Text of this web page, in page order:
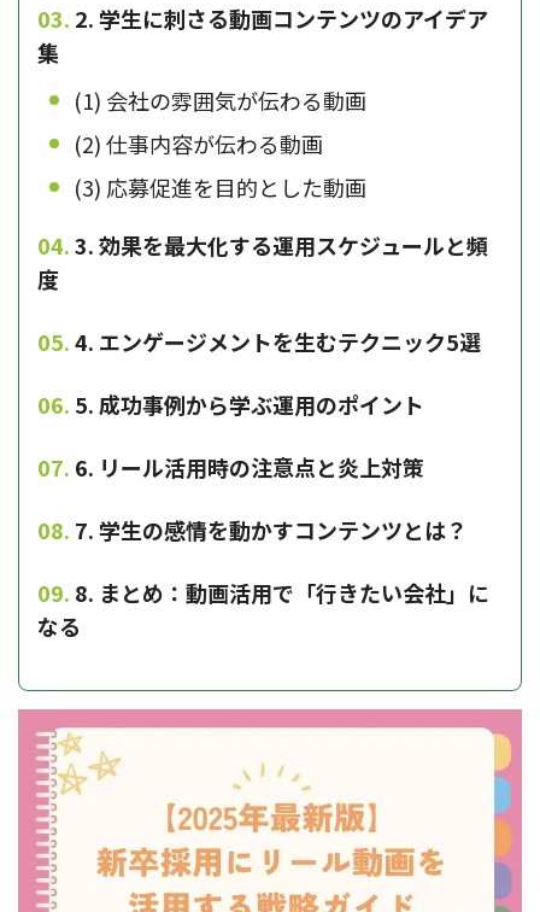
2. 学生に刺さる動画コンテンツのアイデア
集
(1) 会社の雰囲気が伝わる動画
(2) 仕事内容が伝わる動画
(3) 応募促進を目的とした動画
3. 効果を最大化する運用スケジュールと頻
度
4. エンゲージメントを生むテクニック5選
5. 成功事例から学ぶ運用のポイント
6. リール活用時の注意点と炎上対策
7. 学生の感情を動かすコンテンツとは？
8. まとめ：動画活用で「行きたい会社」に
なる